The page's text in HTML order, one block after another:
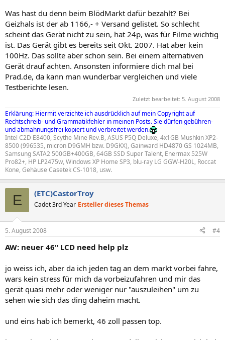
Was hast du denn beim BlödMarkt dafür bezahlt? Bei
Geizhals ist der ab 1166,- + Versand gelistet. So schlecht
scheint das Gerät nicht zu sein, hat 24p, was für Filme wichtig
ist. Das Gerät gibt es bereits seit Okt. 2007. Hat aber kein
100Hz. Das sollte aber schon sein. Bei einem alternativen
Gerät drauf achten. Ansonsten informiere dich mal bei
Prad.de, da kann man wunderbar vergleichen und viele
Testberichte lesen.
Zuletzt bearbeitet: 5. August 2008
Erklärung: Hiermit verzichte ich ausdrücklich auf mein Copyright auf
Rechtschreib- und Grammatikfehler in meinen Posts. Sie dürfen gebühren-
und abmahnungsfrei kopiert und verbreitet werden.
Intel C2D E8400, Scythe Mine Rev.B, ASUS P5Q Deluxe, 4x1GB Mushkin XP2-
8500 (996535, micron D9GMH bzw. D9GKX), Gainward HD4870 GS 1024MB,
Samsung SATA2 500GB+400GB, 64GB SSD Super Talent, Enermax 525W
Pro82+, HP LP2475w, Windows XP Home SP3, blu-ray LG GGW-H20L, Roccat
Kone, Gehäuse Casetek CS-1018, usw.
E (ETC)CastorTroy
Cadet 3rd Year Ersteller dieses Themas
5. August 2008 #4
AW: neuer 46" LCD need help plz
jo weiss ich, aber da ich jeden tag an dem markt vorbei fahre,
wars kein stress für mich da vorbeizufahren und mir das
gerät quasi mehr oder weniger nur "auszuleihen" um zu
sehen wie sich das ding daheim macht.
und eins hab ich bemerkt, 46 zoll passen top.